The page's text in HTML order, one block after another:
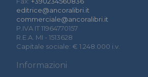
editrice@ancoralibri.it
commerciale@ancoralibri.it
P.IVA IT 11964770157
R.E.A. MI - 1513628
Capitale sociale: € 1.248.000 i.v.
Informazioni